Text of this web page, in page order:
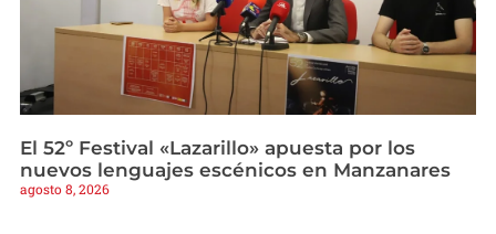
El 52º Festival «Lazarillo» apuesta por los
nuevos lenguajes escénicos en Manzanares
agosto 8, 2026